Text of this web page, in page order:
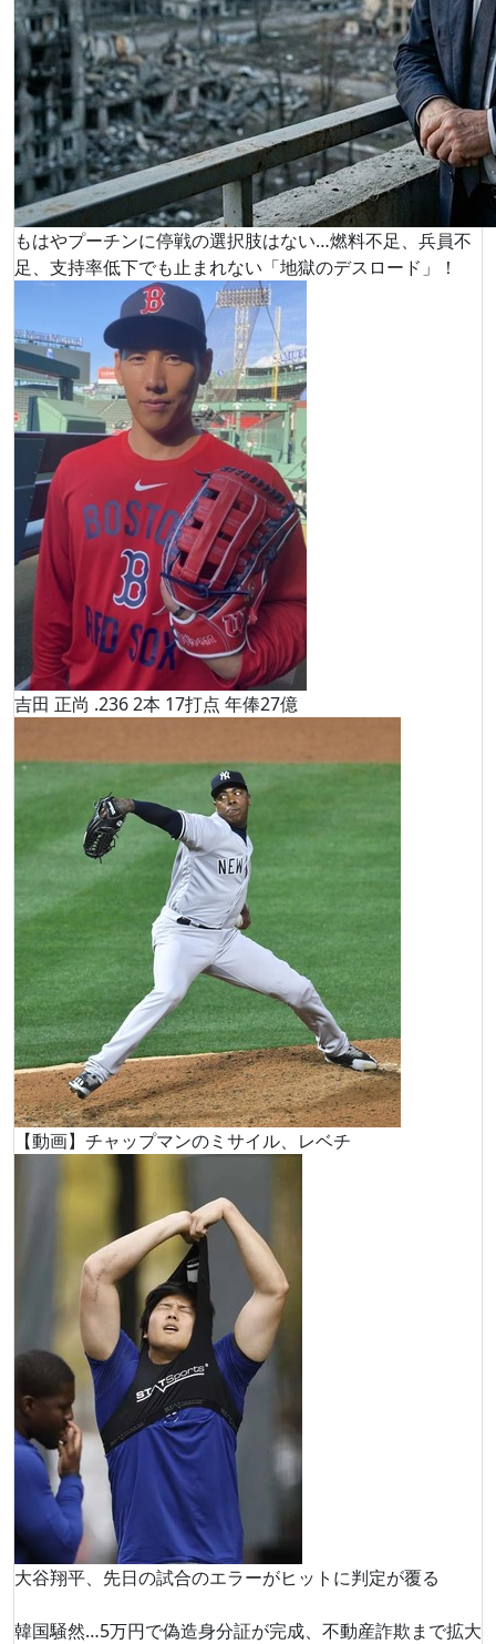
もはやプーチンに停戦の選択肢はない…燃料不足、兵員不
足、支持率低下でも止まれない「地獄のデスロード」！
吉田 正尚 .236 2本 17打点 年俸27億
【動画】チャップマンのミサイル、レベチ
大谷翔平、先日の試合のエラーがヒットに判定が覆る
韓国騒然…5万円で偽造身分証が完成、不動産詐欺まで拡大